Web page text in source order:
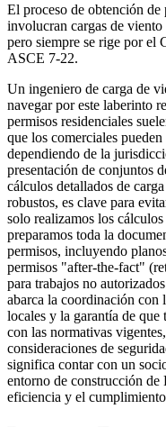
El proceso de obtención
involucran cargas de
pero siempre se rige por el
ASCE 7-22.
Un ingeniero de carga de
navegar por este laberinto
permisos residenciales
que los comerciales
dependiendo de la
presentación de conjuntos
cálculos detallados de
robustos, es clave para
solo realizamos los
preparamos toda la
permisos, incluyendo
permisos "after-the-fact"
para trabajos no
abarca la coordinación con
locales y la garantía de que
con las normativas
consideraciones de
significa contar con un
entorno de construcción
eficiencia y el